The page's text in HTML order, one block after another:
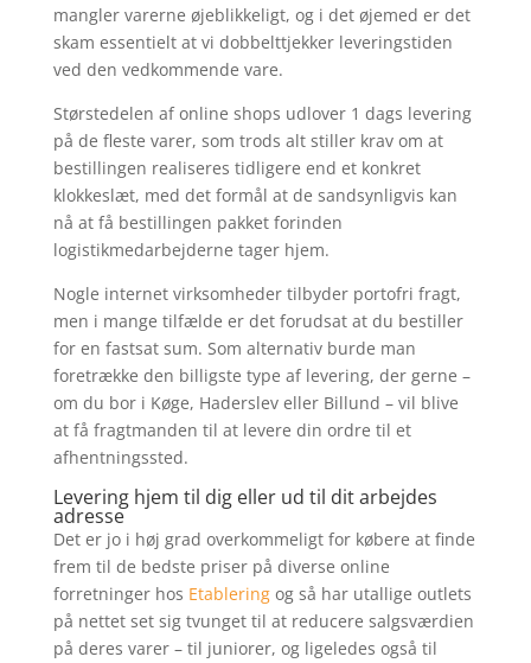
mangler varerne øjeblikkeligt, og i det øjemed er det
skam essentielt at vi dobbelttjekker leveringstiden
ved den vedkommende vare.
Størstedelen af online shops udlover 1 dags levering
på de fleste varer, som trods alt stiller krav om at
bestillingen realiseres tidligere end et konkret
klokkeslæt, med det formål at de sandsynligvis kan
nå at få bestillingen pakket forinden
logistikmedarbejderne tager hjem.
Nogle internet virksomheder tilbyder portofri fragt,
men i mange tilfælde er det forudsat at du bestiller
for en fastsat sum. Som alternativ burde man
foretrække den billigste type af levering, der gerne –
om du bor i Køge, Haderslev eller Billund – vil blive
at få fragtmanden til at levere din ordre til et
afhentningssted.
Levering hjem til dig eller ud til dit arbejdes
adresse
Det er jo i høj grad overkommeligt for købere at finde
frem til de bedste priser på diverse online
forretninger hos Etableringog så har utallige outlets
på nettet set sig tvunget til at reducere salgsværdien
på deres varer – til juniorer, og ligeledes også til